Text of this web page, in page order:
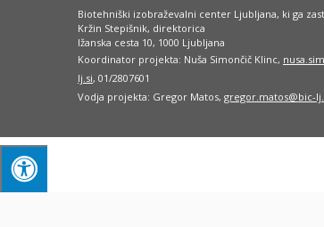
Biotehniški izobraževalni center Ljubljana, ki ga
Kržin Stepišnik, direktorica
Ižanska cesta 10, 1000 Ljubljana
Koordinator projekta: Nuša Simončič Klinc,
lj.si, 01/2807601
Vodja projekta: Gregor Matos, gregor.matos@bic-